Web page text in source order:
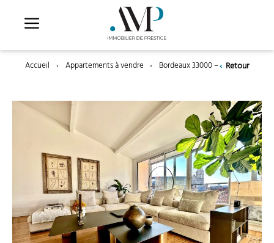
contenu
Accueil › Appartements à vendre › Bordeaux 33000 – Appartement
‹ Retour